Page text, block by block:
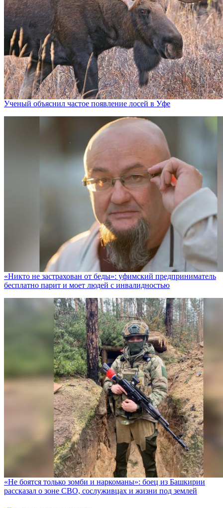
Ученый объяснил частое появление лосей в Уфе
«Никто не заcтрахован от беды»: уфимский предприниматель
бесплатно парит и моет людей с инвалидностью
«Не боятся только зомби и наркоманы»: боец из Башкирии
рассказал о зоне СВО, сослуживцах и жизни под землей